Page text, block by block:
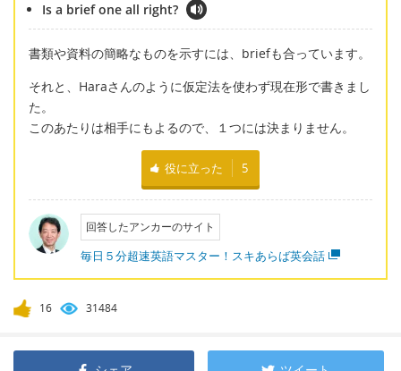
Is a brief one all right?
書類や資料の簡略なものを示すには、briefも合っています。
それと、Haraさんのように仮定法を使わず現在形で書きまし
た。
このあたりは相手にもよるので、１つには決まりません。
役に立った 5
回答したアンカーのサイト
毎日５分超速英語マスター！スキあらば英会話
16 31484